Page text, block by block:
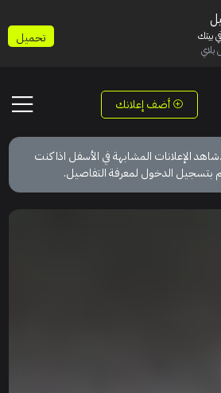
أضف إعلانك
الإعلانات المشابهة في الأسفل اذا كنت
بتسجيل الدخول لمعرفة التفاصيل.
بيتك
بلاي
تحميل